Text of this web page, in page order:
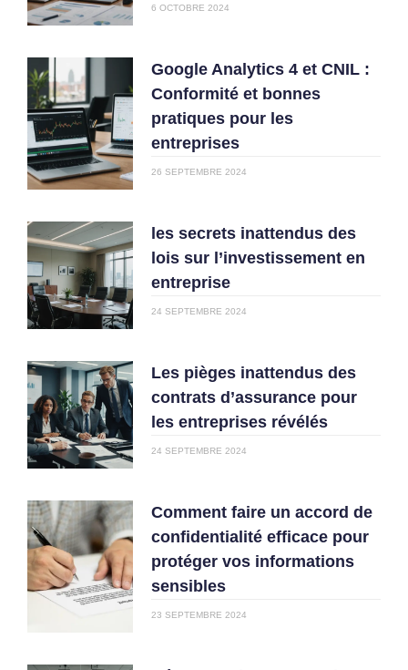
6 OCTOBRE 2024
Google Analytics 4 et CNIL :
Conformité et bonnes
pratiques pour les
entreprises
26 SEPTEMBRE 2024
les secrets inattendus des
lois sur l’investissement en
entreprise
24 SEPTEMBRE 2024
Les pièges inattendus des
contrats d’assurance pour
les entreprises révélés
24 SEPTEMBRE 2024
Comment faire un accord de
confidentialité efficace pour
protéger vos informations
sensibles
23 SEPTEMBRE 2024